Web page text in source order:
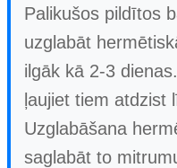
Palikušos pildītos
uzglabāt
ilgāk kā 2-3
ļaujiet tiem atdzist
Uzglabāšana
saglabāt to